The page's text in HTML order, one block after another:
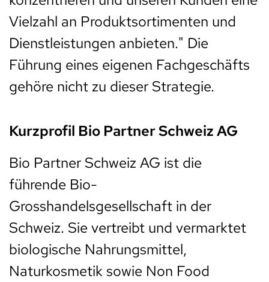
Vielzahl an Produktsortimenten und
Dienstleistungen anbieten." Die
Führung eines eigenen Fachgeschäfts
gehöre nicht zu dieser Strategie.
Kurzprofil Bio Partner Schweiz AG
Bio Partner Schweiz AG ist die
führende Bio-
Grosshandelsgesellschaft in der
Schweiz. Sie vertreibt und vermarktet
biologische Nahrungsmittel,
Naturkosmetik sowie Non Food